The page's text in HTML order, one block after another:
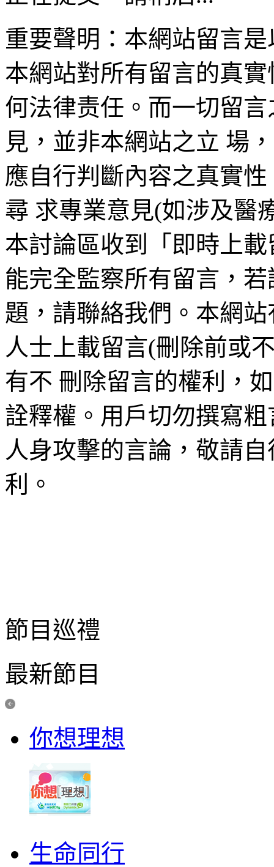
重要聲明：本網站留言
本網站對所有留言的真
何法律责任。而一切留
見，並非本網站之立 場
應自行判斷內容之真實
尋 求專業意見(如涉及醫
本討論區收到「即時上
能完全監察所有留言，
題，請聯絡我們。本網
人士上載留言(刪除前或
有不 刪除留言的權利，
詮釋權。用戶切勿撰寫
人身攻擊的言論，敬請
利。
節目巡禮
最新節目
你想理想
生命同行